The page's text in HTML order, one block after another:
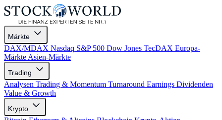
Märkte
DAX/MDAX Nasdaq S&P 500 Dow Jones TecDAX Europa-
Märkte Asien-Märkte
Trading
Analysen Trading & Momentum Turnaround Earnings Dividenden
Value & Growth
Krypto